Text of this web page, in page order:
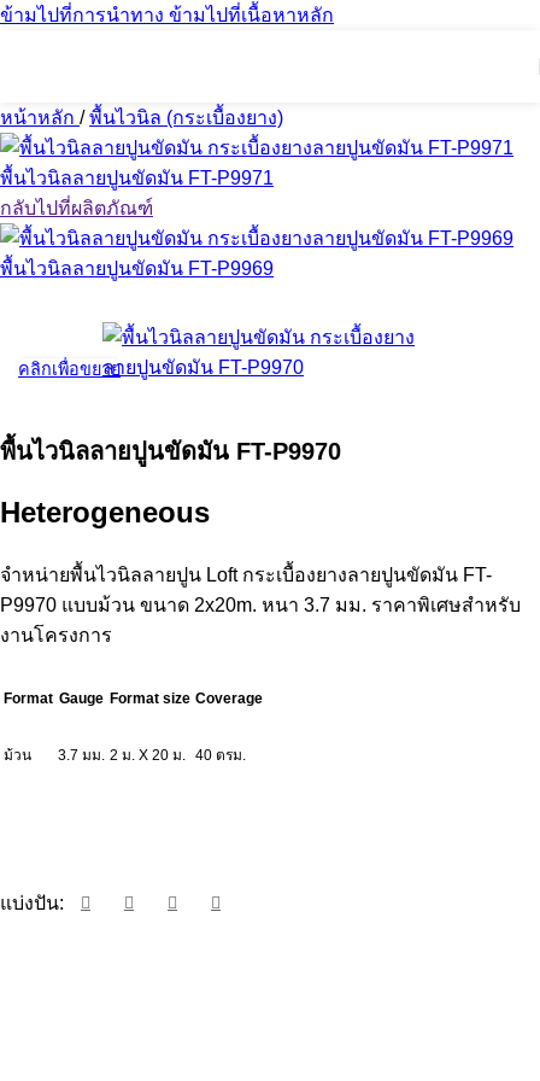
ข้ามไปที่การนำทาง ข้ามไปที่เนื้อหาหลัก
หน้าหลัก / พื้นไวนิล (กระเบื้องยาง)
พื้นไวนิลลายปูนขัดมัน FT-P9971
กลับไปที่ผลิตภัณฑ์
พื้นไวนิลลายปูนขัดมัน FT-P9969
คลิกเพื่อขยาย
พื้นไวนิลลายปูนขัดมัน FT-P9970
Heterogeneous
จำหน่ายพื้นไวนิลลายปูน Loft กระเบื้องยางลายปูนขัดมัน FT-
P9970 แบบม้วน ขนาด 2x20m. หนา 3.7 มม. ราคาพิเศษสำหรับ
งานโครงการ
Format Gauge Format size Coverage
ม้วน 3.7 มม. 2 ม. X 20 ม. 40 ตรม.
แบ่งปัน: